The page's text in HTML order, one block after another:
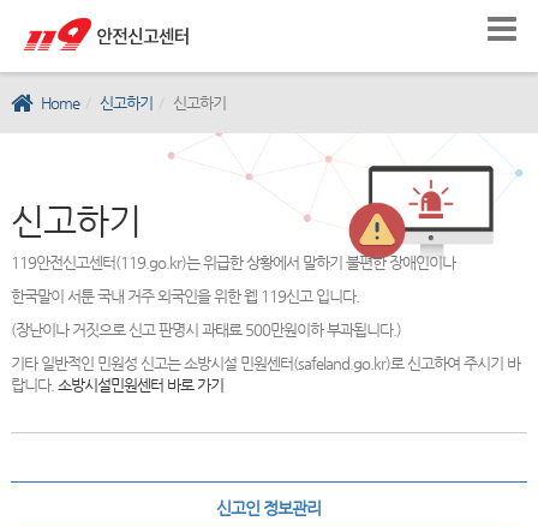
Home 신고하기 신고하기
신고하기
119안전신고센터(119.go.kr)는 위급한 상황에서 말하기 불편한 장애인이나
한국말이 서툰 국내 거주 외국인을 위한 웹 119신고 입니다.
(장난이나 거짓으로 신고 판명시 과태료 500만원이하 부과됩니다.)
기타 일반적인 민원성 신고는 소방시설 민원센터(safeland.go.kr)로 신고하여 주시기 바
랍니다. 소방시설민원센터 바로 가기
신고인 정보관리